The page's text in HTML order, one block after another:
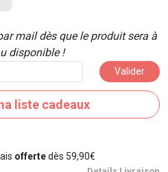
mail dès que le produit sera à
disponible !
Valider
liste cadeaux
offertedès 59,90€